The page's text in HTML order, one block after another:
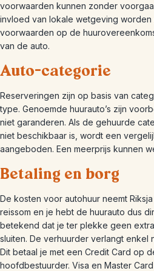
voorwaarden kunnen zonder
invloed van lokale wetgeving
voorwaarden op de
van de auto.
Auto-categorie
Reserveringen zijn op basis van
type. Genoemde huurauto’s zijn
niet garanderen. Als de gehuurde
niet beschikbaar is, wordt een
aangeboden. Een meerprijs kunnen
Betaling en borg
De kosten voor autohuur neemt
reissom en je hebt de huurauto dus
betekend dat je ter plekke geen
sluiten. De verhuurder verlangt
Dit betaal je met een Credit Card op
hoofdbestuurder. Visa en Master